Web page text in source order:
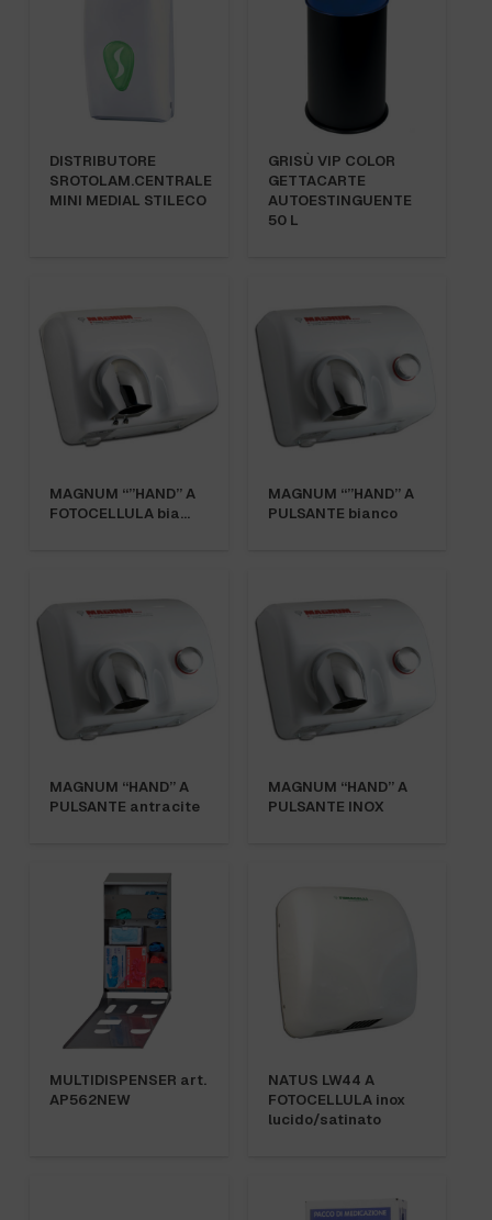
DISTRIBUTORE
SROTOLAM.CENTRALE
MINI MEDIAL STILECO
GRISÙ VIP COLOR
GETTACARTE
AUTOESTINGUENTE
50 L
MAGNUM “”HAND” A
FOTOCELLULA bia…
MAGNUM “”HAND” A
PULSANTE bianco
MAGNUM “HAND” A
PULSANTE antracite
MAGNUM “HAND” A
PULSANTE INOX
MULTIDISPENSER art.
AP562NEW
NATUS LW44 A
FOTOCELLULA inox
lucido/satinato